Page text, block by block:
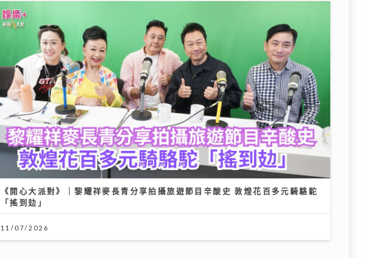
《開心大派對》｜黎耀祥麥長青分享拍攝旅遊節目辛酸史 敦煌花百多元騎駱駝
「搖到攰」
11/07/2026